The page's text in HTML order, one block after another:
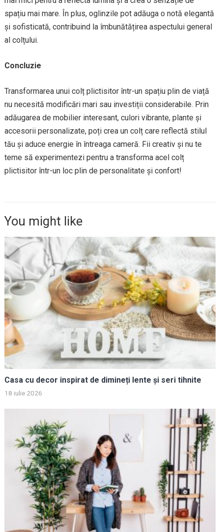
spațiu mai mare. În plus, oglinzile pot adăuga o notă elegantă
și sofisticată, contribuind la îmbunătățirea aspectului general
al colțului.
Concluzie
Transformarea unui colț plictisitor într-un spațiu plin de viață
nu necesită modificări mari sau investiții considerabile. Prin
adăugarea de mobilier interesant, culori vibrante, plante și
accesorii personalizate, poți crea un colț care reflectă stilul
tău și aduce energie în întreaga cameră. Fii creativ și nu te
teme să experimentezi pentru a transforma acel colț
plictisitor într-un loc plin de personalitate și confort!
You might like
Casa cu decor inspirat de dimineți lente și seri tihnite
18 iulie 2026